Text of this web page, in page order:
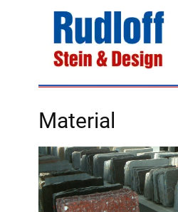
Material